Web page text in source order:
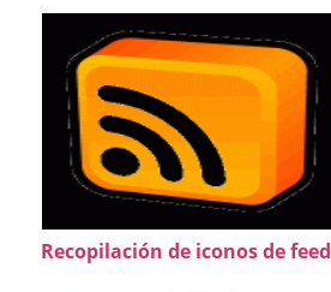
Recopilación de iconos de feed